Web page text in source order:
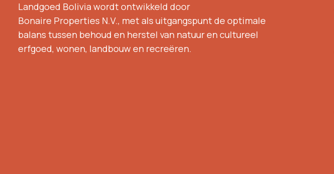
Landgoed Bolivia wordt ontwikkeld door
Bonaire Properties N.V., met als uitgangspunt de optimale
balans tussen behoud en herstel van natuur en cultureel
erfgoed, wonen, landbouw en recreëren.